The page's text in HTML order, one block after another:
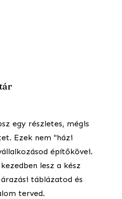
egy részletes, mégis
Ezek nem "házi
építőkövei.
lesz a kész
táblázatod és
terved.